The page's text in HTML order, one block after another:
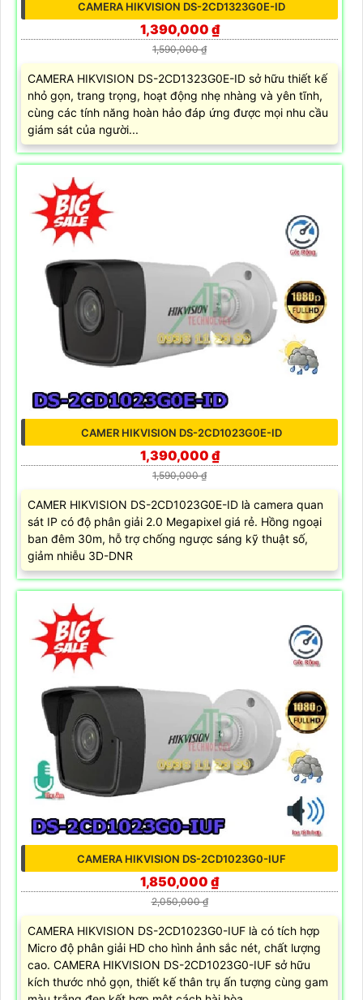
CAMERA HIKVISION DS-2CD1323G0E-ID
1,390,000 ₫
1,590,000 ₫
CAMERA HIKVISION DS-2CD1323G0E-ID sở hữu thiết kế
nhỏ gọn, trang trọng, hoạt động nhẹ nhàng và yên tĩnh,
cùng các tính năng hoàn hảo đáp ứng được mọi nhu cầu
giám sát của người...
CAMER HIKVISION DS-2CD1023G0E-ID
1,390,000 ₫
1,590,000 ₫
CAMER HIKVISION DS-2CD1023G0E-ID là camera quan
sát IP có độ phân giải 2.0 Megapixel giá rẻ. Hồng ngoại
ban đêm 30m, hỗ trợ chống ngược sáng kỹ thuật số,
giảm nhiễu 3D-DNR
CAMERA HIKVISION DS-2CD1023G0-IUF
1,850,000 ₫
2,050,000 ₫
CAMERA HIKVISION DS-2CD1023G0-IUF là có tích hợp
Micro độ phân giải HD cho hình ảnh sắc nét, chất lượng
cao. CAMERA HIKVISION DS-2CD1023G0-IUF sở hữu
kích thước nhỏ gọn, thiết kế thân trụ ấn tượng cùng gam